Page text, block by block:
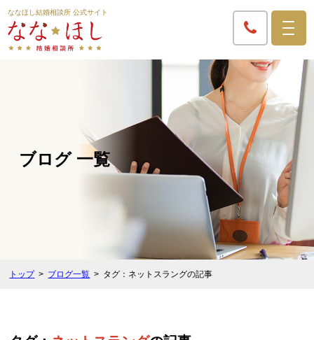
ななほし結婚相談所 公式サイト
ブログ 一覧
トップ ブログ一覧 タグ：ネットスラングの記事